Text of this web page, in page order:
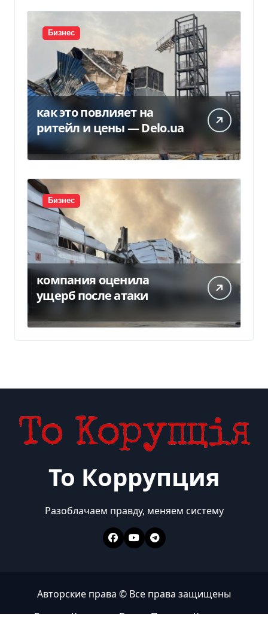
Бизнес
как это повлияет на
ритейл и цены — Delo.ua
Бизнес
компания оценила
ущерб после атаки
То Коррупция
Разоблачаем правду, меняем систему
Авторские права © Все права защищены